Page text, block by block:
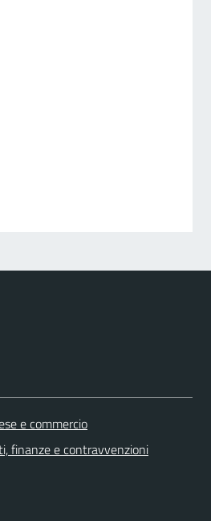
e commercio
finanze e contravvenzioni